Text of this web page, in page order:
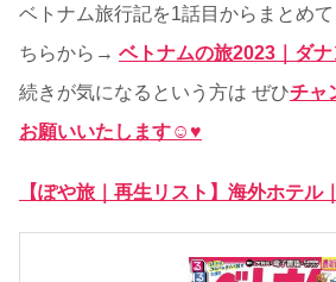
ベトナム旅行記を1話目からまとめ
ちらから→ ベトナムの旅2023｜ダ
続きが気になるという方は ぜひチャ
お願いいたします☺♥
【ぽや旅｜再生リスト】海外ホテル